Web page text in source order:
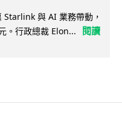
Starlink 與 AI 業務帶動，
。行政總裁 Elon...
閱讀